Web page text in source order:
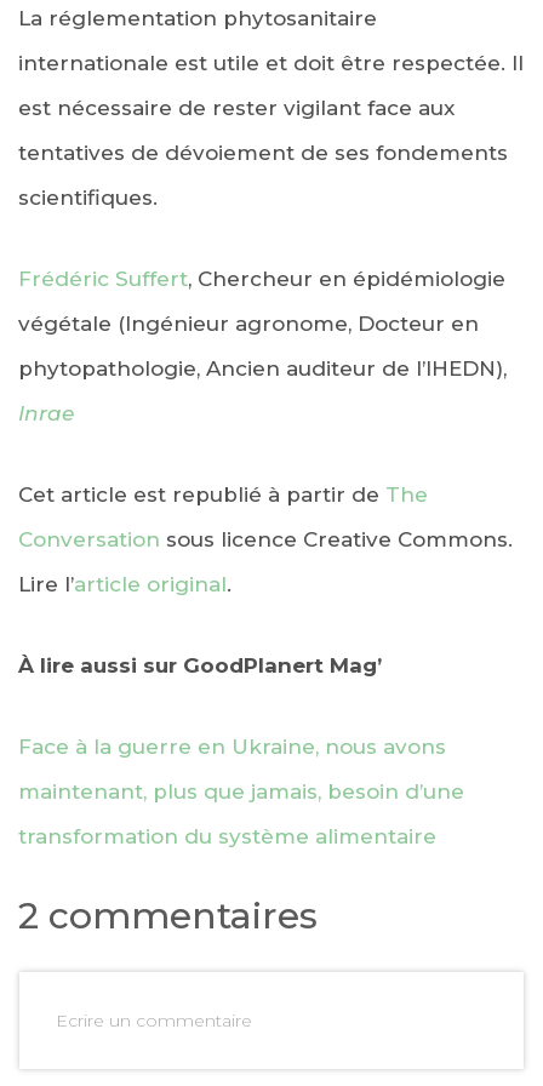
La réglementation phytosanitaire
internationale est utile et doit être respectée. Il
est nécessaire de rester vigilant face aux
tentatives de dévoiement de ses fondements
scientifiques.
Frédéric Suffert, Chercheur en épidémiologie
végétale (Ingénieur agronome, Docteur en
phytopathologie, Ancien auditeur de l’IHEDN),
Inrae
Cet article est republié à partir de The
Conversation sous licence Creative Commons.
Lire l’article original.
À lire aussi sur GoodPlanert Mag’
Face à la guerre en Ukraine, nous avons
maintenant, plus que jamais, besoin d’une
transformation du système alimentaire
2 commentaires
Ecrire un commentaire